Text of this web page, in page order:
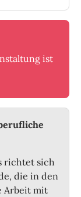
ist
richtet sich
die in den
Arbeit mit